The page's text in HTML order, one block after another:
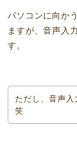
パソコンに向か
ますが、音声入
す。
ただし、音声
笑